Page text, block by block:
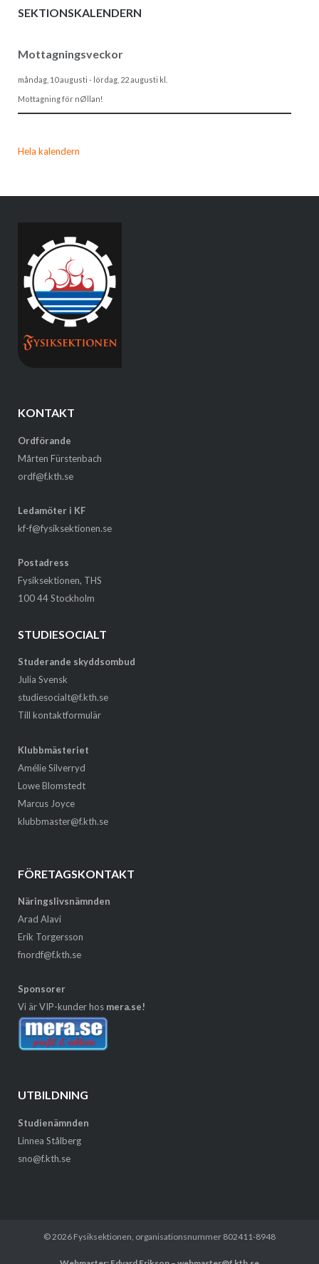
SEKTIONSKALENDERN
Mottagningsveckor
måndag, 10 augusti - lördag, 22 augusti kl.
Mottagning för nØllan!
Hela kalendern
KONTAKT
Ordförande
Mårten Fürstenbach
ordf@f.kth.se
Ledamöter i KF
kf-f@fysiksektionen.se
Postadress
Fysiksektionen, THS
100 44 Stockholm
STUDIESOCIALT
Studerande skyddsombud
Julia Svensk
studiesocialt@f.kth.se
Till kontaktformulär
Klubbmästeriet
Amélie Silverryd
Lowe Blomstedt
Marcus Joyce
klubbmaster@f.kth.se
FÖRETAGSKONTAKT
Näringslivsnämnden
Arad Alavi
Erik Torgersson
fnordf@f.kth.se
Sponsorer
Vi är VIP-kunder hos mera.se!
UTBILDNING
Studienämnden
Linnea Stålberg
sno@f.kth.se
© 2026 Fysiksektionen , organisationsnummer 802411-8948